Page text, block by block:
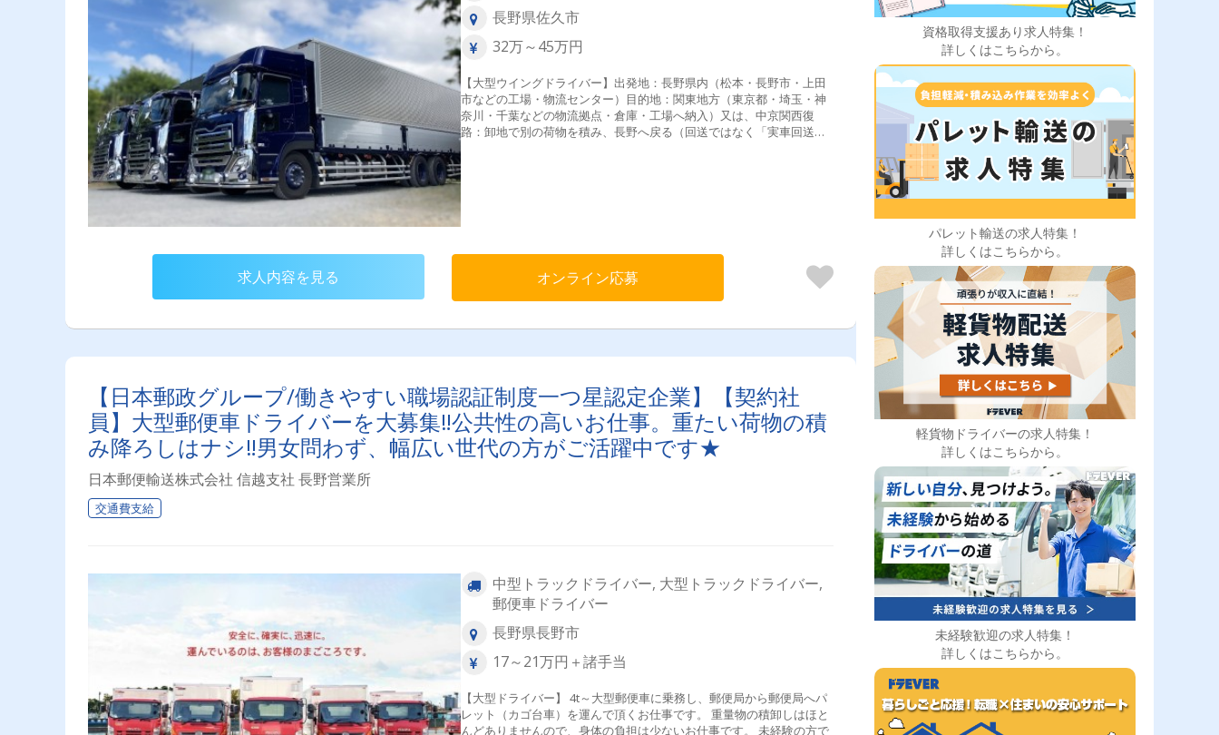
長野県佐久市
32万～45万円
【大型ウイングドライバー】出発地：長野県内（松本・長野市・上田
市などの工場・物流センター）目的地：関東地方（東京都・埼玉・神
奈川・千葉などの物流拠点・倉庫・工場へ納入）又は、中京関西復
路：卸地で別の荷物を積み、長野へ戻る（回送ではなく「実車回送
（帰り荷）」あり）［配送品目］食品、飲料、材木、工業製品など
［配送距離］地場～中距離地場…長野県内（主に、諏訪市から小諸
市・小諸市から佐久市）中距離…関東方面（東京・横浜・千葉）・北
み・パレット・フォーク
求人内容を見る オンライン応募
【日本郵政グループ/働きやすい職場認証制度一つ星認定企業】【契約社
員】大型郵便車ドライバーを大募集‼公共性の高いお仕事。重たい荷物の積
み降ろしはナシ‼男女問わず、幅広い世代の方がご活躍中です★
日本郵便輸送株式会社 信越支社 長野営業所
交通費支給
中型トラックドライバー, 大型トラックドライバー,
郵便車ドライバー
長野県長野市
17～21万円＋諸手当
【大型ドライバー】 4t～大型郵便車に乗務し、郵便局から郵便局へパ
レット（カゴ台車）を運んで頂くお仕事です。 重量物の積卸しはほと
んどありませんので、身体の負担は少ないお仕事です。 未経験の方で
資格取得支援あり求人特集！
詳しくはこちらから。
パレット輸送の求人特集！
詳しくはこちらから。
軽貨物ドライバーの求人特集！
詳しくはこちらから。
未経験歓迎の求人特集！
詳しくはこちらから。